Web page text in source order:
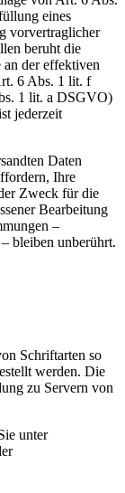
eines
vorvertraglicher
beruht die
an der effektiven
6 Abs. 1 lit. f
1 lit. a DSGVO)
jederzeit
Daten
Ihre
Zweck für die
Bearbeitung
–
bleiben unberührt.
Schriftarten so
werden. Die
zu Servern von
unter